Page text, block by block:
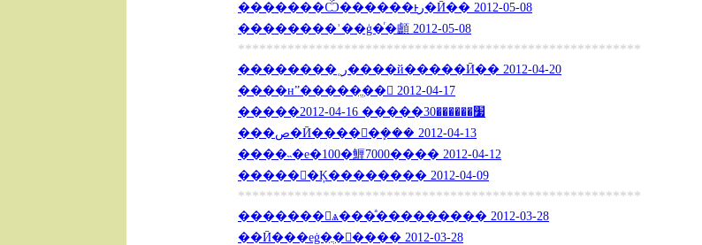
�������Ѽ������ͱر�Ӣ�� 2012-05-08
��������ʾ��ġ�ͬ�顱 2012-05-08
*********************************************************
��������˱ر����й�����Ӣ�� 2012-04-20
����нˮ�����ֱ��﷨ 2012-04-17
�����׷������30����� 2012-04-16
���ص�Ӣ�����ܾ��� 2012-04-13
����˵�е�100�䱳7000���� 2012-04-12
������Ķ�������� 2012-04-09
*********************************************************
�������ѧ���ͣ��������� 2012-03-28
��Ӣ���еġ�ֲ����� 2012-03-28